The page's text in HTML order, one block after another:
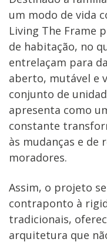
um modo de vida
Living The Frame
de habitação, no
entrelaçam para
aberto, mutável e
conjunto de
apresenta como
constante
às mudanças e de
moradores.
Assim, o projeto
contraponto à
tradicionais,
arquitetura que